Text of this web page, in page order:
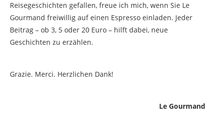
Reisegeschichten gefallen, freue ich mich, wenn Sie Le
Gourmand freiwillig auf einen Espresso einladen. Jeder
Beitrag – ob 3, 5 oder 20 Euro – hilft dabei, neue
Geschichten zu erzählen.
Grazie. Merci. Herzlichen Dank!
Le Gourmand